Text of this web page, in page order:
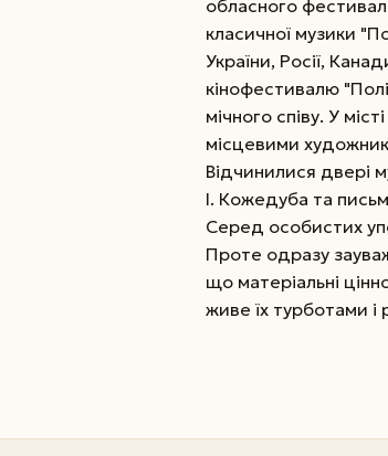
обласного
класичної музики
України, Росії,
кінофестивалю
мічного співу. У
місцевими
Відчинилися двері
І. Кожедуба та
Серед особистих
Проте одразу
що матеріальні
живе їх турботами